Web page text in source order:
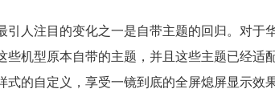
引人注目的变化之一是自带主题的回归。对于
些机型原本自带的主题，并且这些主题已经适
式的自定义，享受一镜到底的全屏熄屏显示效